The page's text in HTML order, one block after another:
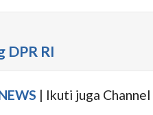
DPR RI
| Ikuti juga